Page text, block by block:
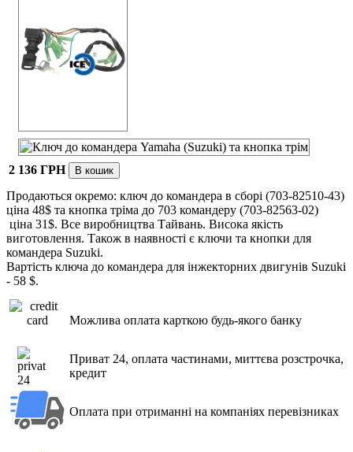
2 136 ГРН
Продаються окремо: ключ до командера в сборі (703-82510-43)
ціна 48$ та кнопка тріма до 703 командеру (703-82563-02)
ціна 31$. Все виробництва Тайвань. Висока якість
виготовлення. Також в наявності є ключи та кнопки для
командера Suzuki.
Вартість ключа до командера для інжекторних двигунів Suzuki
- 58 $.
Можлива оплата карткою будь-якого банку
Приват 24, оплата частинами, миттєва розстрочка,
кредит
Оплата при отриманні на компаніях перевізниках